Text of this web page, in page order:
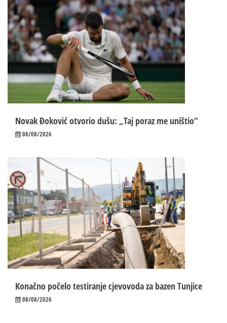
Novak Đoković otvorio dušu: „Taj poraz me uništio“
08/08/2026
Konačno počelo testiranje cjevovoda za bazen Tunjice
08/08/2026